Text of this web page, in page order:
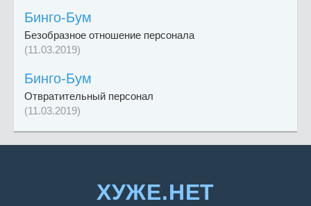
Бинго-Бум
Безобразное отношение персонала
(11.03.2019)
Бинго-Бум
Отвратительный персонал
(11.03.2019)
ХУЖЕ.НЕТ